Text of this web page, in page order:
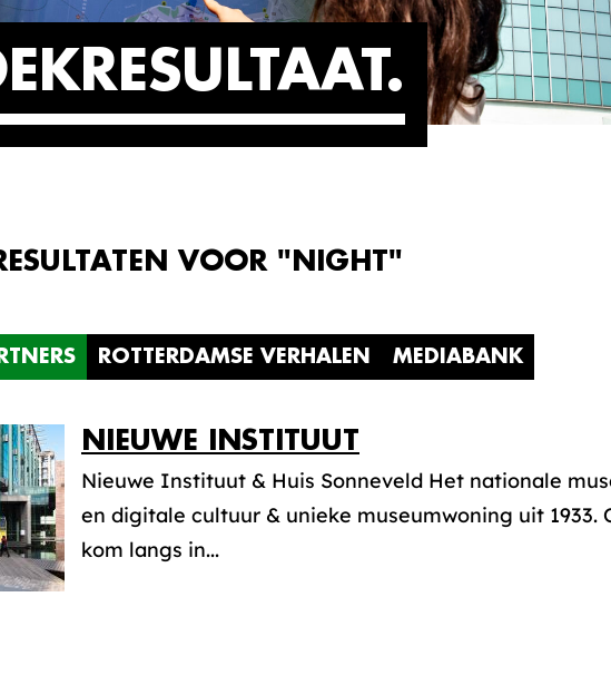
VOOR "NIGHT"
ROTTERDAMSE VERHALEN MEDIABANK
NIEUWE INSTITUUT
Nieuwe Instituut & Huis Sonneveld Het nationale
en digitale cultuur & unieke museumwoning uit
kom langs in...